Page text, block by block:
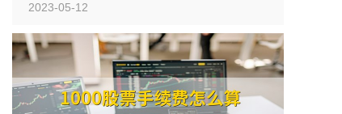
2023-05-12